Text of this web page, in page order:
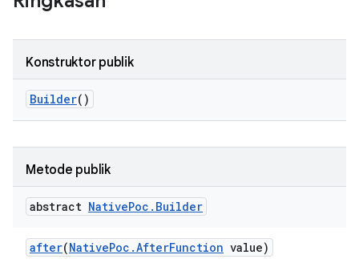
Konstruktor publik
Builder()
Metode publik
abstract NativePoc . Builder
after(NativePoc .AfterFunction value)